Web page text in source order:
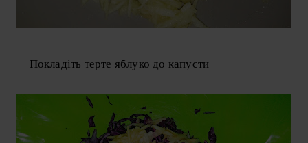
Покладіть терте яблуко до капусти